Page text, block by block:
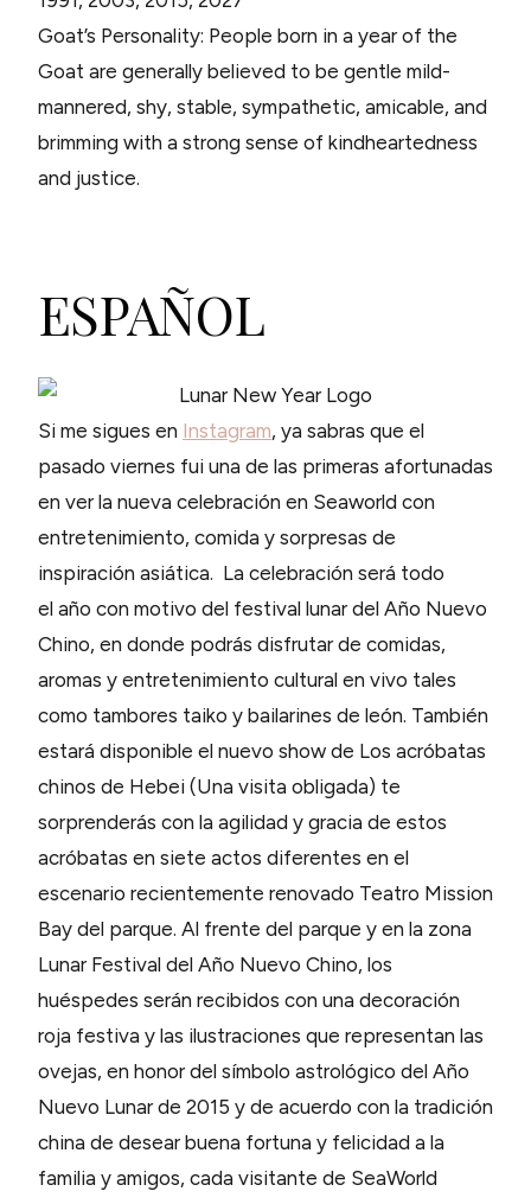
Goat’s Personality: People born in a year of the
Goat are generally believed to be gentle mild-
mannered, shy, stable, sympathetic, amicable, and
brimming with a strong sense of kindheartedness
and justice.
ESPAÑOL
Si me sigues en Instagram, ya sabras que el
pasado viernes fui una de las primeras afortunadas
en ver la nueva celebración en Seaworld con
entretenimiento, comida y sorpresas de
inspiración asiática. La celebración será todo
el año con motivo del festival lunar del Año Nuevo
Chino, en donde podrás disfrutar de comidas,
aromas y entretenimiento cultural en vivo tales
como tambores taiko y bailarines de león. También
estará disponible el nuevo show de Los acróbatas
chinos de Hebei (Una visita obligada) te
sorprenderás con la agilidad y gracia de estos
acróbatas en siete actos diferentes en el
escenario recientemente renovado Teatro Mission
Bay del parque. Al frente del parque y en la zona
Lunar Festival del Año Nuevo Chino, los
huéspedes serán recibidos con una decoración
roja festiva y las ilustraciones que representan las
ovejas, en honor del símbolo astrológico del Año
Nuevo Lunar de 2015 y de acuerdo con la tradición
china de desear buena fortuna y felicidad a la
familia y amigos, cada visitante de SeaWorld